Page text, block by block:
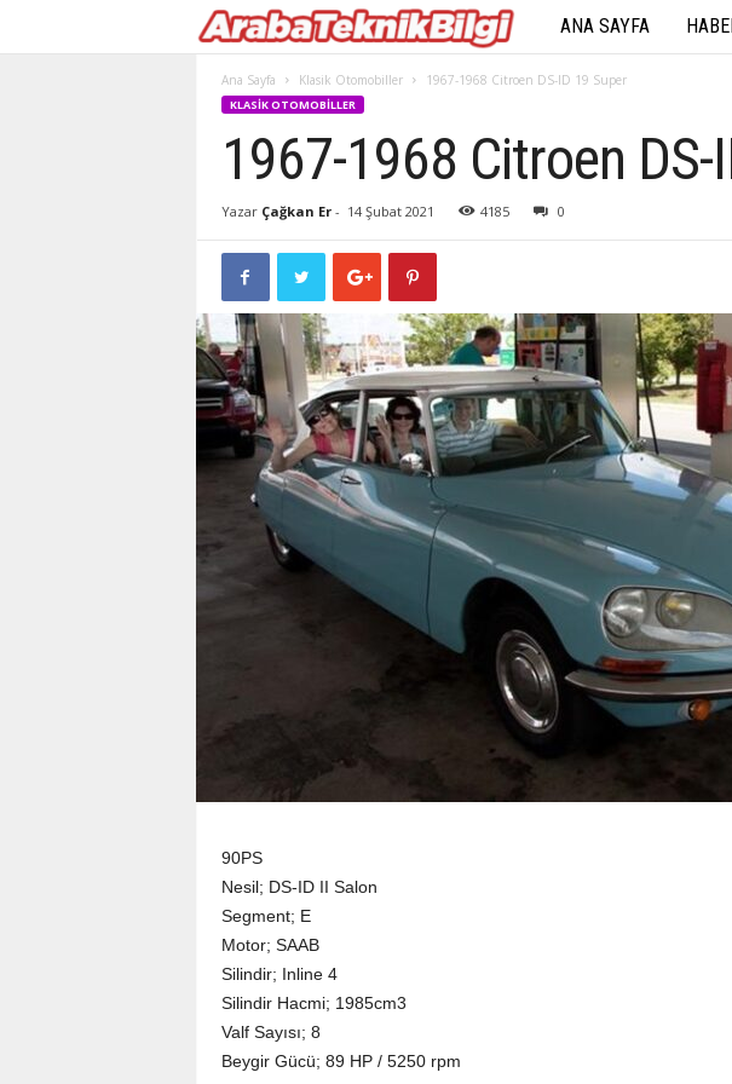
r
a
e
k
B
i
l
ANA SAYFA
Ana Sayfa Klasik Otomobiller 1967-1968 Citroen DS-ID 19 Super
KLASIK OTOMOBILLER
1967-1968 Citroen DS-
Yazar Çağkan Er- 14 Şubat 2021 4185 0
90PS
Nesil; DS-ID II Salon
Segment; E
Motor; SAAB
Silindir; Inline 4
Silindir Hacmi; 1985cm3
Valf Sayısı; 8
Beygir Gücü; 89 HP / 5250 rpm